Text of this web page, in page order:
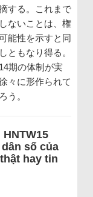
する。これまで
ないことは、権
能性を示すと同
ともなり得る。
期の体制が実
々に形作られて
う。
số của
hay tin